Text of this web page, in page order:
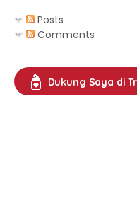
Posts
Comments
Dukung Saya di